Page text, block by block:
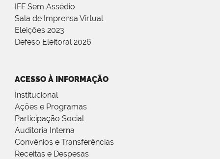
IFF Sem Assédio
Sala de Imprensa Virtual
Eleições 2023
Defeso Eleitoral 2026
ACESSO À INFORMAÇÃO
Institucional
Ações e Programas
Participação Social
Auditoria Interna
Convênios e Transferências
Receitas e Despesas